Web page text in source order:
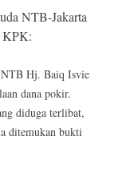
NTB-Jakarta
KPK:
NTB Hj. Baiq Isvie
dana pokir.
diduga terlibat,
ditemukan bukti